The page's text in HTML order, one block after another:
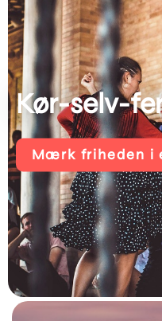
Kør-selv-
Mærk friheden i